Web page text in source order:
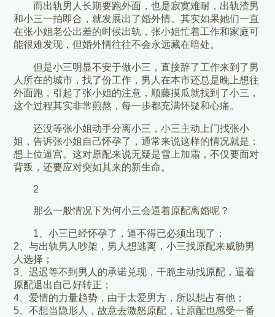
而出轨男人长期要跑外面，也是寂寞难耐，出轨渣男
和小三一拍即合，就发展出了婚外情。其实如果她们一直
在张小姐老公出差的时候出轨，张小姐忙着工作和家庭可
能很难发现，但婚外情往往不会永远藏在暗处。
但是小三明显不安于做小三，直接辞了工作来到了男
人所在的城市，找了份工作，男人在本市还总是晚上想往
外面跑，引起了张小姐的注意，顺藤摸瓜就找到了小三，
这个过程其实非常煎熬，每一步都充满怀疑和心痛。
还没等张小姐动手分离小三，小三主动上门找张小
姐，告诉张小姐自己怀孕了，通常来说这样的情况就是：
想上位逼宫。这对原配来说无疑是雪上加霜，不仅要面对
背叛，还要应对突如其来的新生命。
2
那么一般情况下为何小三会逼着原配离婚呢？
1、小三已经怀孕了，逼不得已必须出现了；
2、与出轨男人吵架，男人想逃离，小三找原配来威胁男
人选择；
3、迟迟等不到男人的承诺兑现，干脆主动找原配，逼着
原配退出自己好转正；
4、爱情的力量趋势，由于太爱男方，所以想占有他；
5、不想当隐形人，故意去激怒原配，让原配也感受一番